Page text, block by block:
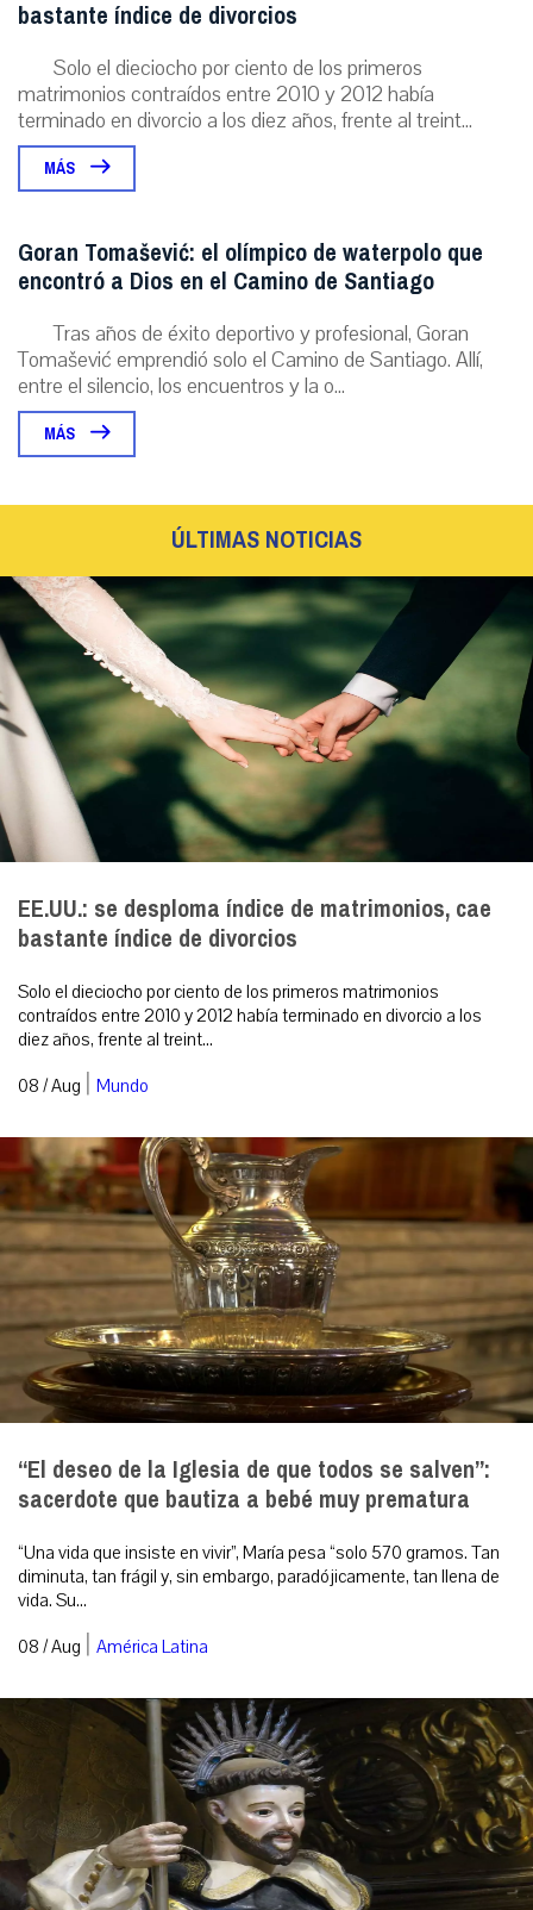
bastante índice de divorcios
Solo el dieciocho por ciento de los primeros
matrimonios contraídos entre 2010 y 2012 había
terminado en divorcio a los diez años, frente al treint...
MÁS
Goran Tomašević: el olímpico de waterpolo que
encontró a Dios en el Camino de Santiago
Tras años de éxito deportivo y profesional, Goran
Tomašević emprendió solo el Camino de Santiago. Allí,
entre el silencio, los encuentros y la o...
MÁS
ÚLTIMAS NOTICIAS
EE.UU.: se desploma índice de matrimonios, cae
bastante índice de divorcios
Solo el dieciocho por ciento de los primeros matrimonios
contraídos entre 2010 y 2012 había terminado en divorcio a los
diez años, frente al treint...
08 / Aug | Mundo
“El deseo de la Iglesia de que todos se salven”:
sacerdote que bautiza a bebé muy prematura
“Una vida que insiste en vivir”, María pesa “solo 570 gramos. Tan
diminuta, tan frágil y, sin embargo, paradójicamente, tan llena de
vida. Su...
08 / Aug | América Latina